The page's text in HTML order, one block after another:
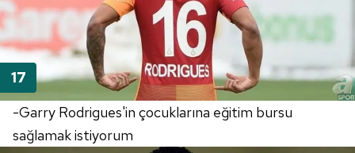
-Garry Rodrigues'in çocuklarına eğitim bursu
sağlamak istiyorum